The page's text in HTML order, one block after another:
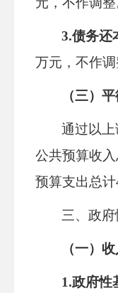
3.债务还
万元，不作调
（三）
通过以上
公共预算收
预算支出总计
三、政
（一）
1.政府性